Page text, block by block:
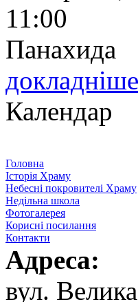
11:00
Панахида
докладніше
Календар
Головна
Історія Храму
Небесні покровителі Храму
Недільна школа
Фотогалерея
Корисні посилання
Контакти
Адреса:
вул.